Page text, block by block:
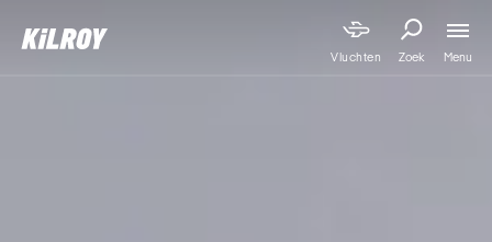
Vluchten Zoek Menu